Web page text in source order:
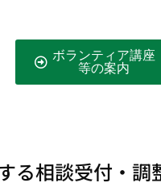
ボランティア講座
等の案内
る相談受付・調